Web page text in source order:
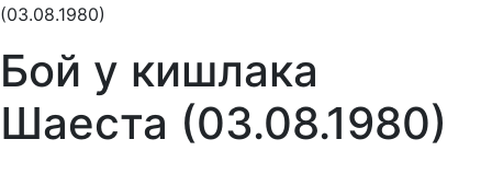
(03.08.1980)
Бой у кишлака
Шаеста (03.08.1980)